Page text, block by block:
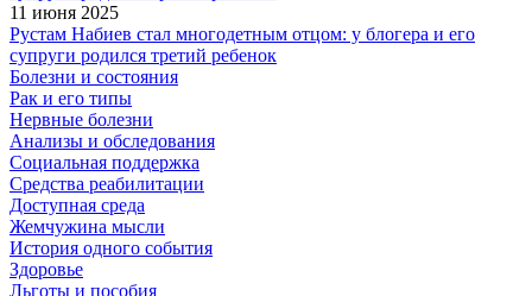
11 июня 2025
Рустам Набиев стал многодетным отцом: у блогера и его
супруги родился третий ребенок
Болезни и состояния
Рак и его типы
Нервные болезни
Анализы и обследования
Социальная поддержка
Средства реабилитации
Доступная среда
Жемчужина мысли
История одного события
Здоровье
Льготы и пособия